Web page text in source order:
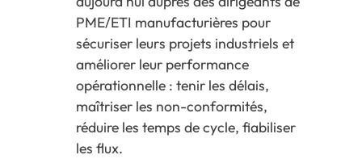
PME/ETI manufacturières pour
sécuriser leurs projets industriels et
améliorer leur performance
opérationnelle : tenir les délais,
maîtriser les non-conformités,
réduire les temps de cycle, fiabiliser
les flux.